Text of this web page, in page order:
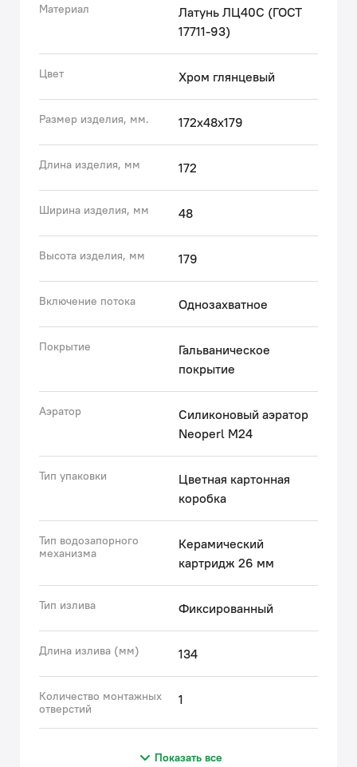
отложений: достаточно провести по нему пальцем.
• Покрытие устойчиво к коррозии, появлению
многих лет смеситель будет выглядеть как новый.
• Надежный корпус из прочной латуни — стойкий к
коррозии, резким изменениям давления и
перепадам температуры воды.
• Увеличенная длина гибкой подводки – не нужно
дополнительно приобретать гибкую подводку, той,
Гарантия на смесители IDDIS® – 10 лет.
(с) Авторский текст, июнь 2023 г.
Материал
Латунь ЛЦ40C (ГОСТ
17711-93)
Цвет Хром глянцевый
Размер изделия, мм. 172x48x179
Длина изделия, мм 172
Ширина изделия, мм 48
Высота изделия, мм 179
Включение потока Однозахватное
Покрытие
Гальваническое
покрытие
Аэратор
Силиконовый аэратор
Neoperl M24
Тип упаковки
Цветная картонная
коробка
Тип водозапорного
механизма
Керамический
картридж 26 мм
Тип излива Фиксированный
Длина излива (мм) 134
Количество монтажных
отверстий
1
Показать все